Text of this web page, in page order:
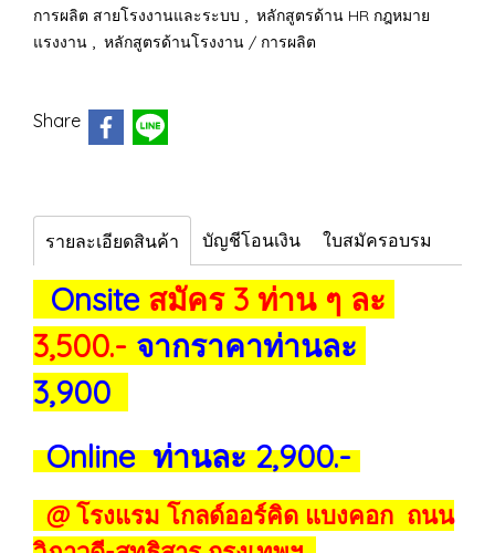
การผลิต สายโรงงานและระบบ , หลักสูตรด้าน HR กฎหมาย
แรงงาน , หลักสูตรด้านโรงงาน / การผลิต
Share
รายละเอียดสินค้า บัญชีโอนเงิน ใบสมัครอบรม
Onsite สมัคร 3 ท่าน ๆ ละ
3,500.- จากราคาท่านละ
3,900
Online ท่านละ 2,900.-
@ โรงแรม โกลด์ออร์คิด แบงคอก ถนน